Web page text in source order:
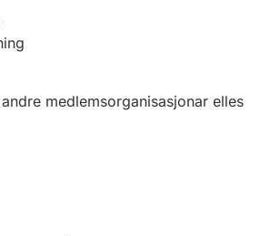
medlemsorganisasjonar elles